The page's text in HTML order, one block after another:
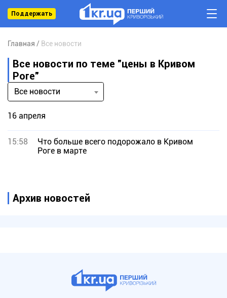
Поддержать
Главная Все новости
Все новости по теме "цены в Кривом
Роге"
Все новости
16 апреля
15:58
Что больше всего подорожало в Кривом
Роге в марте
Архив новостей